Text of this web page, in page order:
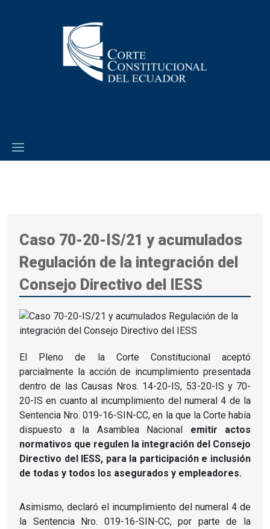
Caso 70-20-IS/21 y acumulados
Regulación de la integración del
Consejo Directivo del IESS
El Pleno de la Corte Constitucional aceptó
parcialmente la acción de incumplimiento presentada
dentro de las Causas Nros. 14-20-IS, 53-20-IS y 70-
20-IS en cuanto al incumplimiento del numeral 4 de la
Sentencia Nro. 019-16-SIN-CC, en la que la Corte había
dispuesto a la Asamblea Nacional emitir actos
normativos que regulen la integración del Consejo
Directivo del IESS, para la participación e inclusión
de todas y todos los asegurados y empleadores.
Asimismo, declaró el incumplimiento del numeral 4 de
la Sentencia Nro. 019-16-SIN-CC, por parte de la